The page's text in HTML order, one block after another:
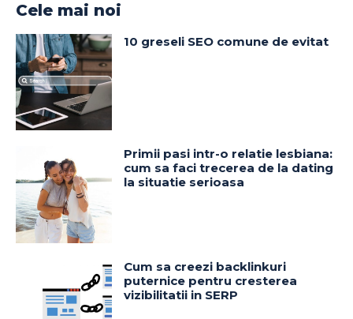
Cele mai noi
10 greseli SEO comune de evitat
Primii pasi intr-o relatie lesbiana:
cum sa faci trecerea de la dating
la situatie serioasa
Cum sa creezi backlinkuri
puternice pentru cresterea
vizibilitatii in SERP